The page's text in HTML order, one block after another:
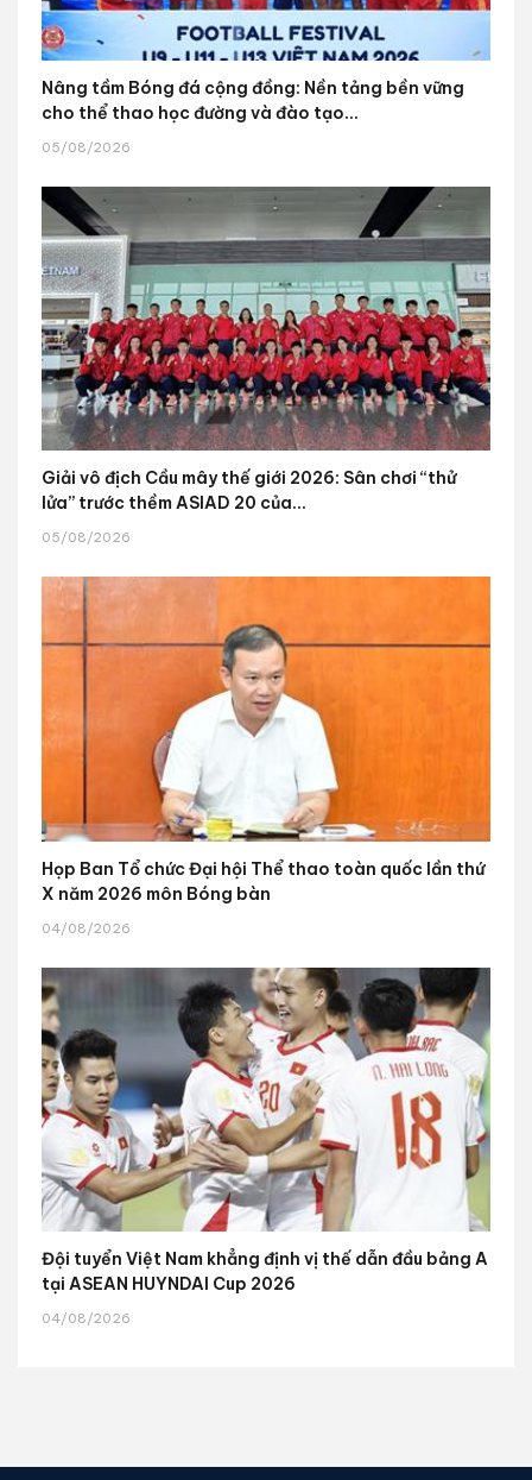
Nâng tầm Bóng đá cộng đồng: Nền tảng bền vững
cho thể thao học đường và đào tạo...
05/08/2026
Giải vô địch Cầu mây thế giới 2026: Sân chơi “thử
lửa” trước thềm ASIAD 20 của...
05/08/2026
Họp Ban Tổ chức Đại hội Thể thao toàn quốc lần thứ
X năm 2026 môn Bóng bàn
04/08/2026
Đội tuyển Việt Nam khẳng định vị thế dẫn đầu bảng A
tại ASEAN HUYNDAI Cup 2026
04/08/2026